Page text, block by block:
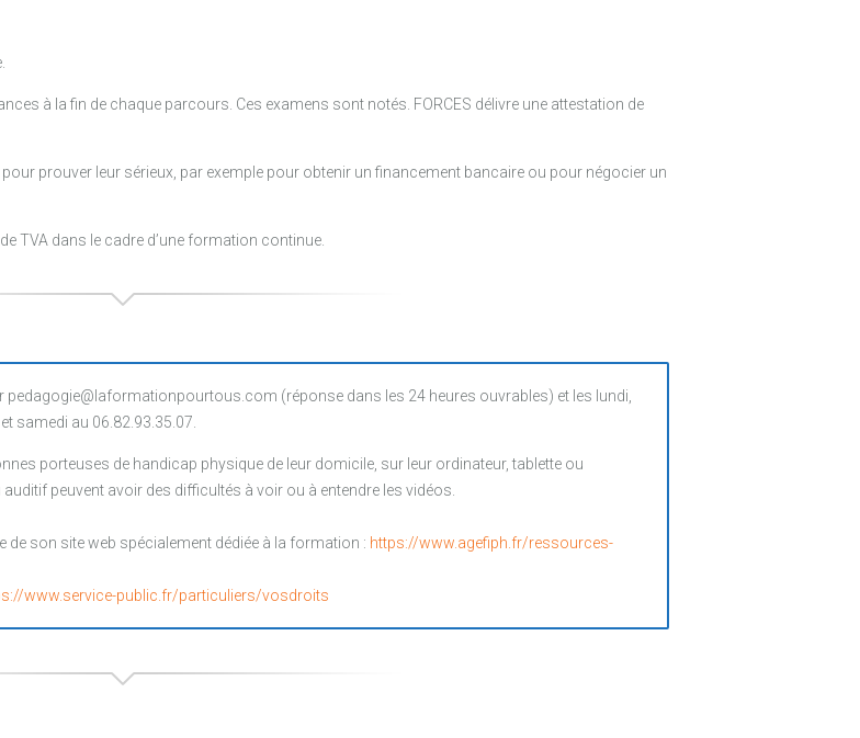
à la fin de chaque parcours. Ces examens sont notés. FORCES délivre une attestation de
prouver leur sérieux, par exemple pour obtenir un financement bancaire ou pour négocier un
TVA dans le cadre d’une formation continue.
pedagogie@laformationpourtous.com (réponse dans les 24 heures ouvrables) et les lundi,
samedi au 06.82.93.35.07.
porteuses de handicap physique de leur domicile, sur leur ordinateur, tablette ou
peuvent avoir des difficultés à voir ou à entendre les vidéos.
de son site web spécialement dédiée à la formation : https://www.agefiph.fr/ressources-
www.service-public.fr/particuliers/vosdroits